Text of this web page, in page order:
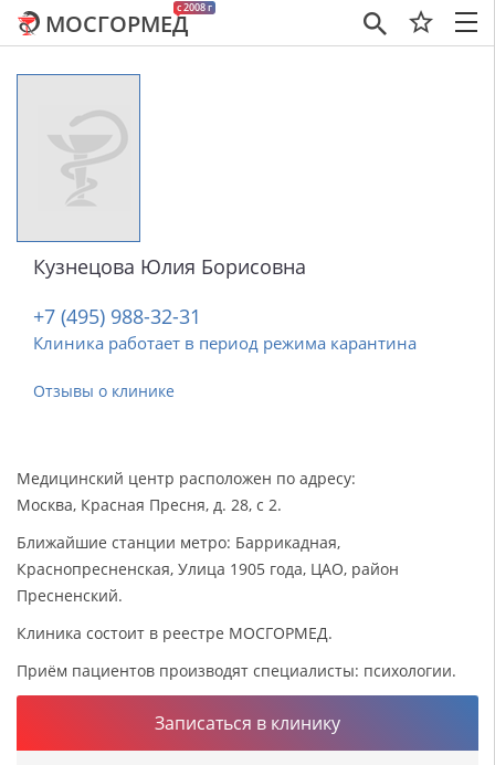
×
c 2008 г
МОСГОРМЕД
Кузнецова Юлия Борисовна
+7 (495) 988-32-31
Клиника работает в период режима карантина
Отзывы о клинике
Медицинский центр расположен по адресу:
Москва, Красная Пресня, д. 28, с 2.
Ближайшие станции метро: Баррикадная,
Краснопресненская, Улица 1905 года, ЦАО, район
Пресненский.
Клиника состоит в реестре МОСГОРМЕД.
Приём пациентов производят специалисты: психологии.
Записаться в клинику